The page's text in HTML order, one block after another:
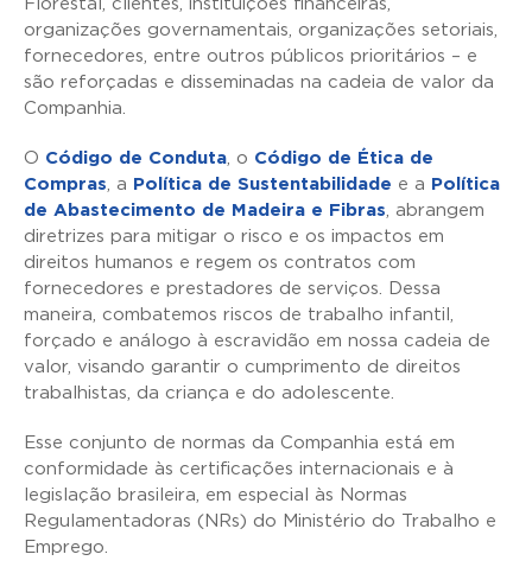
Florestal, clientes, instituições financeiras,
organizações governamentais, organizações setoriais,
fornecedores, entre outros públicos prioritários – e
são reforçadas e disseminadas na cadeia de valor da
Companhia.
O Código de Conduta , o Código de Ética de
Compras , a Política de Sustentabilidade e a
Política
de Abastecimento de Madeira e Fibras , abrangem
diretrizes para mitigar o risco e os impactos em
direitos humanos e regem os contratos com
fornecedores e prestadores de serviços. Dessa
maneira, combatemos riscos de trabalho infantil,
forçado e análogo à escravidão em nossa cadeia de
valor, visando garantir o cumprimento de direitos
trabalhistas, da criança e do adolescente.
Esse conjunto de normas da Companhia está em
conformidade às certificações internacionais e à
legislação brasileira, em especial às Normas
Regulamentadoras (NRs) do Ministério do Trabalho e
Emprego.